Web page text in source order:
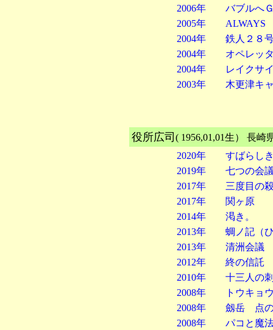
2006年 バブルへＧ
2005年
2004年 鉄人２８
2004年 オペレッタ
2004年 レイクサ
2003年 木更津キ
役所広司 ( 1956,01,01生）
2020年 すばらし
2019年 七つの会
2017年 三度目の
2017年 関ヶ原
2014年 渇き。
2013年 蜩ノ記（ひ
2013年 清洲会議
2012年 終の信託
2010年 十三人の
2008年 トウキョウ
2008年 劔岳 点
2008年 パコと魔法